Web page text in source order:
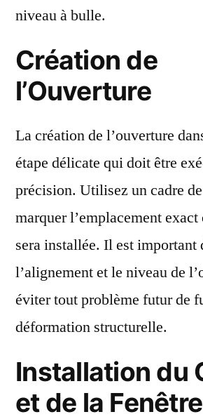
niveau à bulle.
Création de
l’Ouverture
La création de l’ouverture
étape délicate qui doit être
précision. Utilisez un cadre
marquer l’emplacement
sera installée. Il est important
l’alignement et le niveau de
éviter tout problème futur de
déformation structurelle.
Installation du
et de la Fenêtre